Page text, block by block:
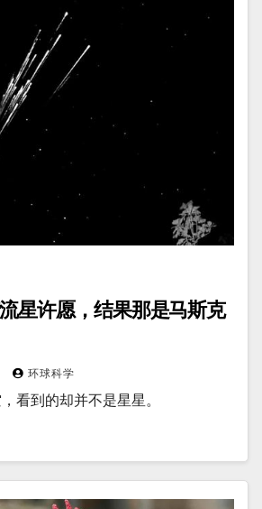
星许愿，结果那是马斯克
环球科学
看到的却并不是星星。